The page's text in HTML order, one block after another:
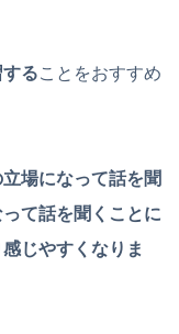
ることをおすすめ
場になって話を聞
て話を聞くことに
じやすくなりま